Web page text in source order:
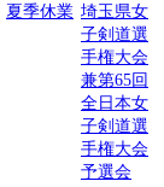
夏季休業 埼玉県女
子剣道選
手権大会
兼第65回
全日本女
子剣道選
手権大会
予選会